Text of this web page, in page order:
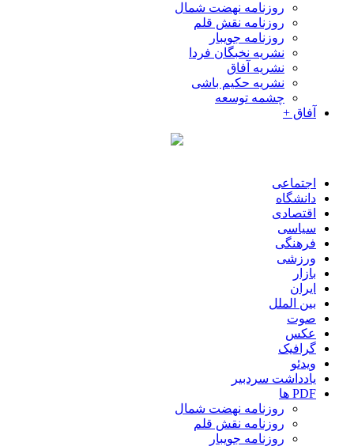
روزنامه نهضت شمال
روزنامه نقش قلم
روزنامه جویبار
نشریه نخبگان فردا
نشریه آفاق
نشریه حکیم باشی
چشمه توسعه
آفاق +
اجتماعی
دانشگاه
اقتصادی
سیاسی
فرهنگی
ورزشی
بازار
ایران
بین الملل
صوت
عکس
گرافیک
ویدئو
یادداشت سردبیر
PDF ها
روزنامه نهضت شمال
روزنامه نقش قلم
روزنامه جویبار